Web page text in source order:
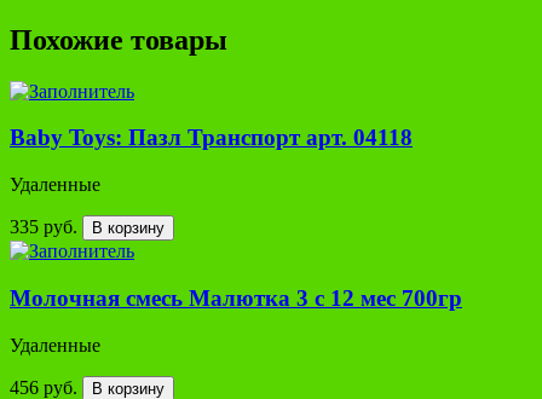
Похожие товары
Baby Toys: Пазл Транспорт арт. 04118
Удаленные
335 руб. В корзину
Молочная смесь Малютка 3 с 12 мес 700гр
Удаленные
456 руб. В корзину